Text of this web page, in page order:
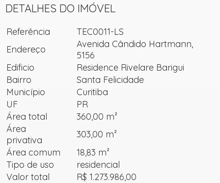
DETALHES DO IMÓVEL
Referência
TEC0011-LS
Endereço
Avenida Cândido Hartmann,
5156
Edificio
Residence Rivelare Barigui
Bairro
Santa Felicidade
Município
Curitiba
UF
PR
Área total
360,00 m²
Área
privativa
303,00 m²
Área comum
18,83 m²
Tipo de uso
residencial
Valor total
R$ 1.273.986,00